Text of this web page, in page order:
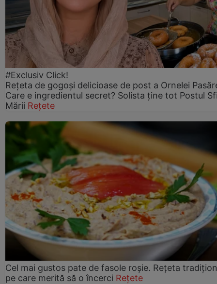
#Exclusiv Click!
Rețeta de gogoşi delicioase de post a Ornelei
Care e ingredientul secret? Solista ține tot Postul
Mării Rețete
Cel mai gustos pate de fasole roșie. Rețeta
pe care merită să o încerci Rețete